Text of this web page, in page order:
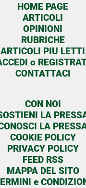
HOME PAGE
ARTICOLI
OPINIONI
RUBRICHE
ARTICOLI PIU LETTI
o
CONTATTACI
CON NOI
LA
LA
COOKIE POLICY
PRIVACY POLICY
FEED RSS
MAPPA DEL SITO
e